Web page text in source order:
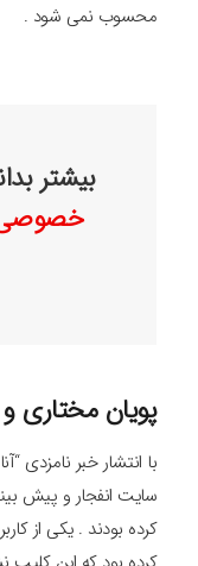
محسوب نمی شود .
بیشتر
خصوصی
پویان مختاری
با انتشار خبر نامزدی
سایت انفجار و پیش
کرده بودند . یکی از